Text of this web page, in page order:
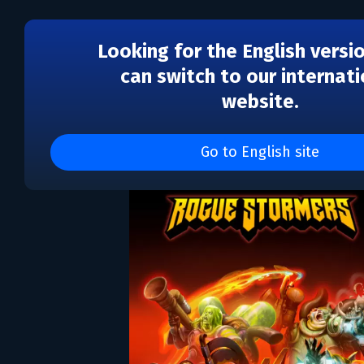
Looking for the English
can switch to our
website.
Go to English site
Rogue Stormers